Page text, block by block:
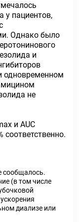
у пациентов,
Однако было
и
одновременном
не
и AUC
соответственно.
сообщалось.
(в том числе
диализе или